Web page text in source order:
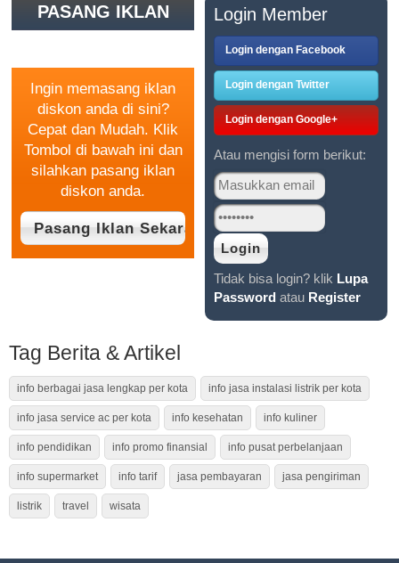
PASANG IKLAN
Ingin memasang iklan
diskon anda di sini?
Cepat dan Mudah. Klik
Tombol di bawah ini dan
silahkan pasang iklan
diskon anda.
Login Member
Login dengan Facebook
Login dengan Twitter
Login dengan Google+
Atau mengisi form berikut:
Tidak bisa login? klik Lupa
Password atau Register
Tag Berita & Artikel
info berbagai jasa lengkap per kota info jasa instalasi listrik per kota
info jasa service ac per kota info kesehatan info kuliner
info pendidikan info promo finansial info pusat perbelanjaan
info supermarket info tarif jasa pembayaran jasa pengiriman
listrik travel wisata